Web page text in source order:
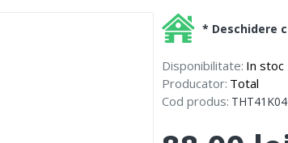
Disponibilitate: In stoc
Producator: Total
Cod produs:
* Deschidere